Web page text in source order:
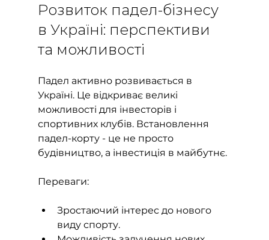
Розвиток падел-бізнесу
в Україні: перспективи
та можливості
Падел активно розвивається в
Україні. Це відкриває великі
можливості для інвесторів і
спортивних клубів. Встановлення
падел-корту - це не просто
будівництво, а інвестиція в майбутнє.
Переваги:
Зростаючий інтерес до нового
виду спорту.